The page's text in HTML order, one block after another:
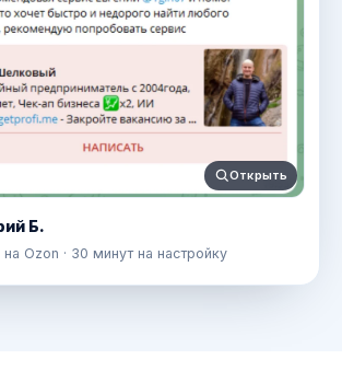
Открыть
Б.
Ozon · 30 минут на настройку